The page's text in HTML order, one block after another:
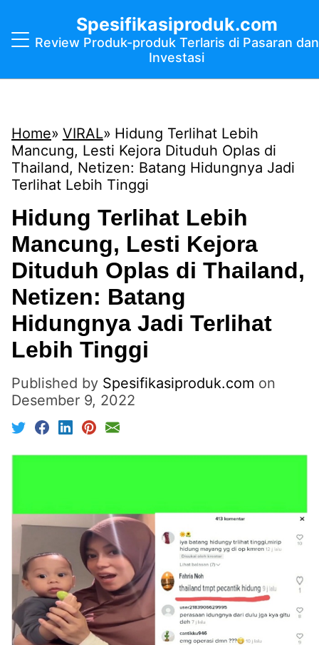
Spesifikasiproduk.com
Review Produk-produk Terlaris di Pasaran dan
Investasi
Home VIRAL
Hidung Terlihat Lebih
Mancung, Lesti Kejora Dituduh Oplas di
Thailand, Netizen: Batang Hidungnya Jadi
Terlihat Lebih Tinggi
Hidung Terlihat Lebih
Mancung, Lesti Kejora
Dituduh Oplas di Thailand,
Netizen: Batang
Hidungnya Jadi Terlihat
Lebih Tinggi
Published by Spesifikasiproduk.com on
Desember 9, 2022